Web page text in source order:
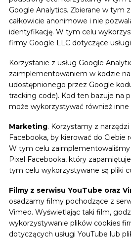
Google Analytics. Zbierane w tym
całkowicie anonimowe i nie
identyfikację. W tym celu
firmy Google LLC dotyczące
Korzystanie z usług Google
zaimplementowaniem w kodzie
udostępnionego przez Google
tracking code). Kod ten bazuje na
może wykorzystywać również
Marketing. Korzystamy z
Facebooka, by kierować do Ciebie
W tym celu
Pixel Facebooka, który
tym celu wykorzystywane są pliki
Filmy z serwisu YouTube oraz
osadzamy filmy pochodzące z
Vimeo. Wyświetlając taki film,
wykorzystywanie plików cookies
dotyczących usługi YouTube lub